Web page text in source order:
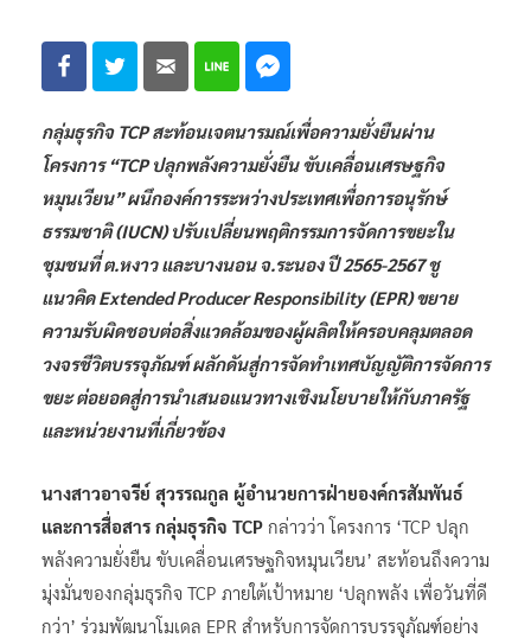
กลุ่มธุรกิจ TCP สะท้อนเจตนารมณ์เพื่อความยั่งยืนผ่าน
โครงการ “TCP ปลุกพลังความยั่งยืน ขับเคลื่อนเศรษฐกิจ
หมุนเวียน” ผนึกองค์การระหว่างประเทศเพื่อการอนุรักษ์
ธรรมชาติ (IUCN) ปรับเปลี่ยนพฤติกรรมการจัดการขยะใน
ชุมชนที่ ต.หงาว และบางนอน จ.ระนอง ปี 2565-2567 ชู
แนวคิด Extended Producer Responsibility (EPR) ขยาย
ความรับผิดชอบต่อสิ่งแวดล้อมของผู้ผลิตให้ครอบคลุมตลอด
วงจรชีวิตบรรจุภัณฑ์ ผลักดันสู่การจัดทำเทศบัญญัติการจัดการ
ขยะ ต่อยอดสู่การนำเสนอแนวทางเชิงนโยบายให้กับภาครัฐ
และหน่วยงานที่เกี่ยวข้อง
นางสาวอาจรีย์ สุวรรณกูล ผู้อำนวยการฝ่ายองค์กรสัมพันธ์
และการสื่อสาร กลุ่มธุรกิจ TCP กล่าวว่า โครงการ ‘TCP ปลุก
พลังความยั่งยืน ขับเคลื่อนเศรษฐกิจหมุนเวียน’ สะท้อนถึงความ
มุ่งมั่นของกลุ่มธุรกิจ TCP ภายใต้เป้าหมาย ‘ปลุกพลัง เพื่อวันที่ดี
กว่า’ ร่วมพัฒนาโมเดล EPR สำหรับการจัดการบรรจุภัณฑ์อย่าง